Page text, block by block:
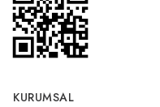
KURUMSAL